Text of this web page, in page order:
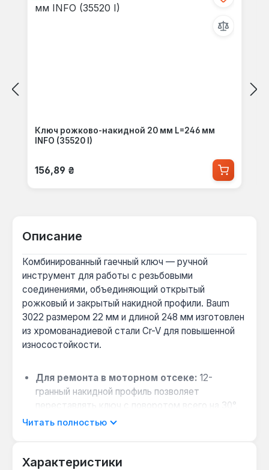
Ключ рожково-накидной 20 мм L=246 мм
INFO (35520 I)
Обычная цена:
156,89 ₴
Описание
Комбинированный гаечный ключ — ручной
инструмент для работы с резьбовыми
соединениями, объединяющий открытый
рожковый и закрытый накидной профили. Baum
3022 размером 22 мм и длиной 248 мм изготовлен
из хромованадиевой стали Cr-V для повышенной
износостойкости.
Для ремонта в моторном отсеке: 12-
гранный накидной профиль позволяет
переставлять ключ с поворотом всего на 30°,
что удобно при работе с гайками в тесных
углом наклона 15° обеспечивает доступ к
Читать полностью
Характеристики